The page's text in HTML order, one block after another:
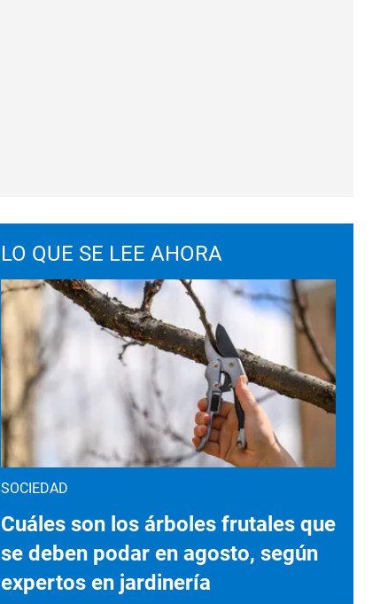
LO QUE SE LEE AHORA
SOCIEDAD
Cuáles son los árboles frutales que
se deben podar en agosto, según
expertos en jardinería